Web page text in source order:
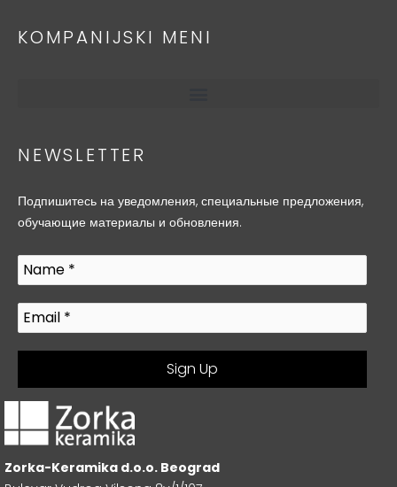
KOMPANIJSKI MENI
NEWSLETTER
Подпишитесь на уведомления, специальные предложения,
обучающие материалы и обновления.
Zorka-Keramika d.o.o. Beograd